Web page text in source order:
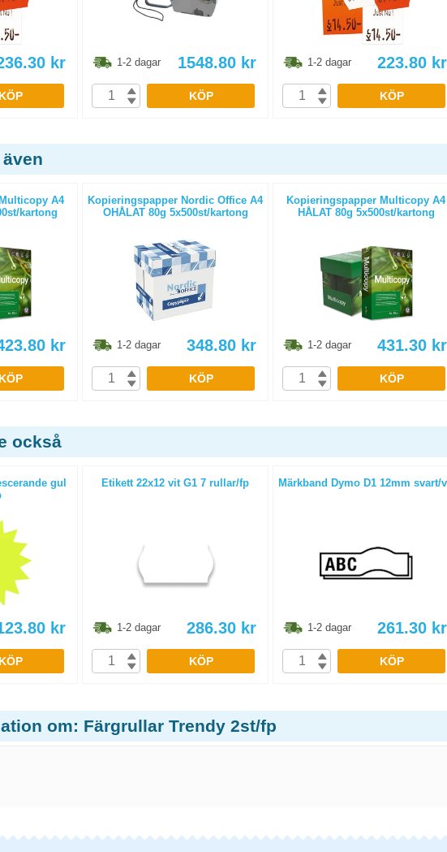
kr
KÖP
1-2 dagar 1548.80 kr
KÖP
1-2 dagar 223.80 kr
KÖP
A4
kartong
kr
KÖP
Kopieringspapper Nordic Office A4
OHÅLAT 80g 5x500st/kartong
1-2 dagar 348.80 kr
KÖP
Kopieringspapper Multicopy A4
HÅLAT 80g 5x500st/kartong
1-2 dagar 431.30 kr
KÖP
också
gul
kr
KÖP
Etikett 22x12 vit G1 7 rullar/fp
1-2 dagar 286.30 kr
KÖP
Märkband Dymo D1 12mm svart/
1-2 dagar 261.30 kr
KÖP
om: Färgrullar Trendy 2st/fp